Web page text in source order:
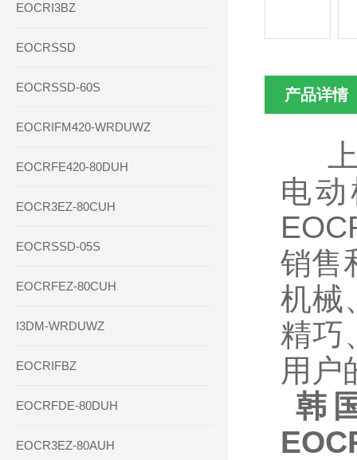
EOCRI3BZ
EOCRSSD
EOCRSSD-60S
EOCRIFM420-WRDUWZ
EOCRFE420-80DUH
EOCR3EZ-80CUH
EOCRSSD-05S
EOCRFEZ-80CUH
I3DM-WRDUWZ
EOCRIFBZ
EOCRFDE-80DUH
EOCR3EZ-80AUH
产品详情
上
电
销售
机械
精巧
用户
韩